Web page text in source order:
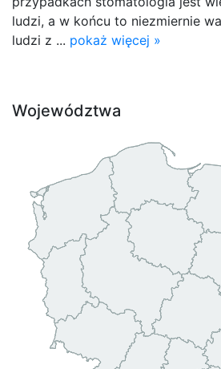
ludzi, a w końcu to niezmiernie
ludzi z ... pokaż więcej »
Województwa